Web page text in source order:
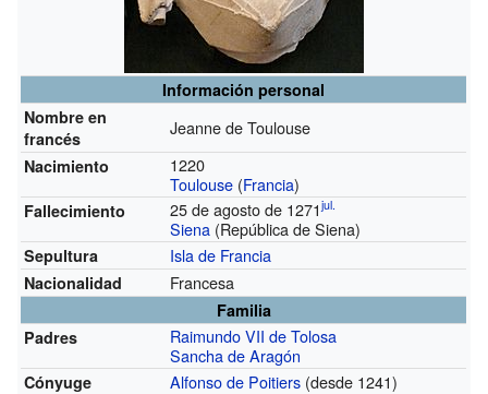
Información personal
Nombre en
francés
Jeanne de Toulouse
Nacimiento
1220
Toulouse (Francia)
Fallecimiento 25 de agosto de 1271jul.
Siena (República de Siena)
Sepultura Isla de Francia
Nacionalidad Francesa
Familia
Padres
Raimundo VII de Tolosa
Sancha de Aragón
Cónyuge Alfonso de Poitiers (desde 1241)